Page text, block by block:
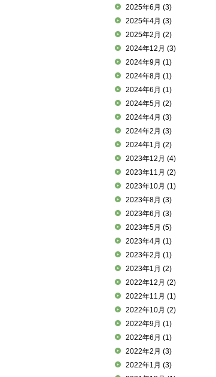
2025年6月 (3)
2025年4月 (3)
2025年2月 (2)
2024年12月 (3)
2024年9月 (1)
2024年8月 (1)
2024年6月 (1)
2024年5月 (2)
2024年4月 (3)
2024年2月 (3)
2024年1月 (2)
2023年12月 (4)
2023年11月 (2)
2023年10月 (1)
2023年8月 (3)
2023年6月 (3)
2023年5月 (5)
2023年4月 (1)
2023年2月 (1)
2023年1月 (2)
2022年12月 (2)
2022年11月 (1)
2022年10月 (2)
2022年9月 (1)
2022年6月 (1)
2022年2月 (3)
2022年1月 (3)